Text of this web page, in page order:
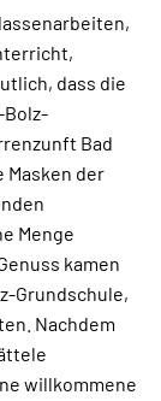
dass die
Bolz-
Bad
Masken der
Menge
kamen
Grundschule,
Nachdem
willkommene